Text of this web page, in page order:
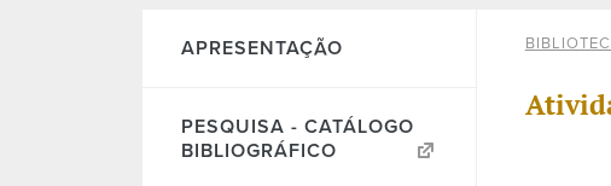
APRESENTAÇÃO
PESQUISA - CATÁLOGO
BIBLIOGRÁFICO